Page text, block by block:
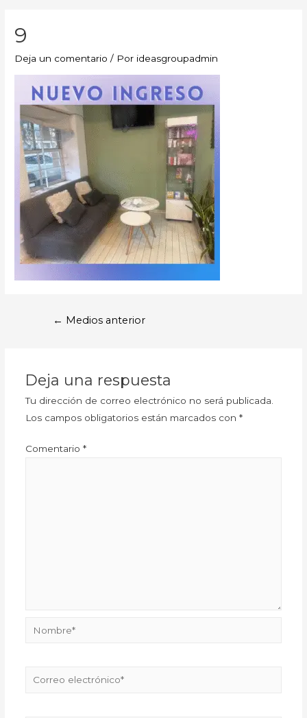
9
Deja un comentario / Por ideasgroupadmin
← Medios anterior
Deja una respuesta
Tu dirección de correo electrónico no será publicada.
Los campos obligatorios están marcados con *
Comentario *